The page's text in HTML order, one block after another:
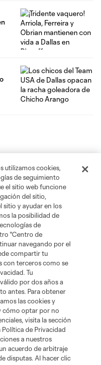
utilizamos cookies,
de seguimiento
el sitio web funcione
del sitio,
sitio y ayudar en los
la posibilidad de
de
"Centro de
navegando por el
compartir tu
con terceros como se
Tu
por dos años a
antes. Para obtener
las cookies y
cómo optar por no
visita la sección
Política de Privacidad
a nuestros
acuerdo de arbitraje
disputas. Al hacer clic